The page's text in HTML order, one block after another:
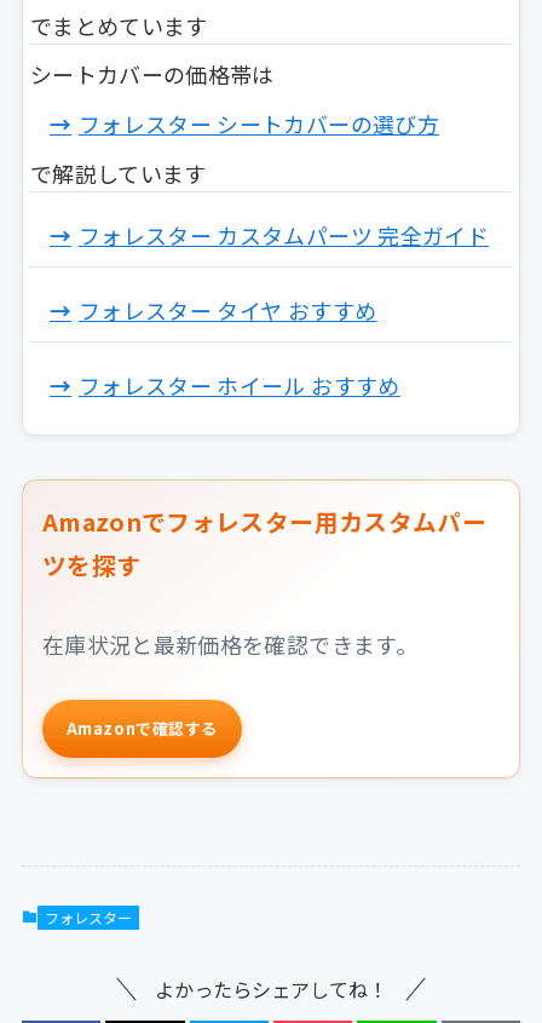
でまとめています
シートカバーの価格帯は
フォレスター シートカバーの選び方
で解説しています
フォレスター カスタムパーツ 完全ガイド
フォレスター タイヤ おすすめ
フォレスター ホイール おすすめ
Amazonでフォレスター用カスタムパー
ツを探す
在庫状況と最新価格を確認できます。
Amazonで確認する
フォレスター
よかったらシェアしてね！